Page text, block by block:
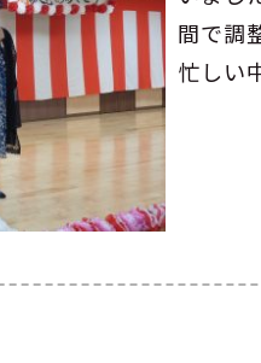
間で調
忙しい